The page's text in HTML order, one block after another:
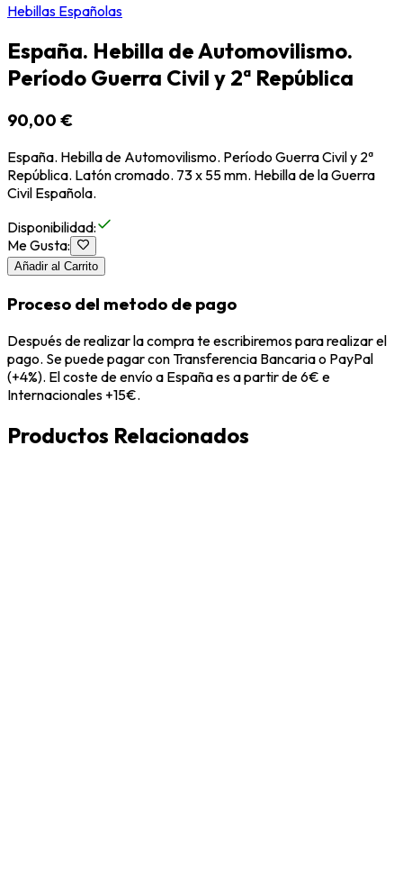
Hebillas Españolas
España. Hebilla de Automovilismo.
Período Guerra Civil y 2ª República
90,00 €
España. Hebilla de Automovilismo. Período Guerra Civil y 2ª
República. Latón cromado. 73 x 55 mm. Hebilla de la Guerra
Civil Española.
Disponibilidad:
Me Gusta:
Añadir al Carrito
Proceso del metodo de pago
Después de realizar la compra te escribiremos para realizar el
pago. Se puede pagar con Transferencia Bancaria o PayPal
(+4%). El coste de envío a España es a partir de 6€ e
Internacionales +15€.
Productos Relacionados